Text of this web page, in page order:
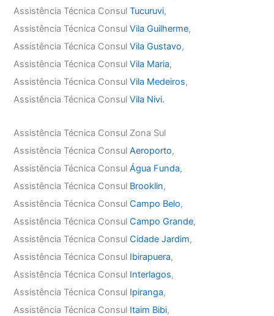
Assistência Técnica ConsulTucuruvi,
Assistência Técnica ConsulVila Guilherme,
Assistência Técnica ConsulVila Gustavo,
Assistência Técnica ConsulVila Maria,
Assistência Técnica ConsulVila Medeiros,
Assistência Técnica ConsulVila Nivi.
Assistência Técnica Consul Zona Sul
Assistência Técnica ConsulAeroporto,
Assistência Técnica ConsulÁgua Funda,
Assistência Técnica Consul Brooklin,
Assistência Técnica ConsulCampo Belo,
Assistência Técnica ConsulCampo Grande,
Assistência Técnica ConsulCidade Jardim,
Assistência Técnica Consul Ibirapuera,
Assistência Técnica Consul Interlagos,
Assistência Técnica Consul Ipiranga,
Assistência Técnica Consul Itaim Bibi,